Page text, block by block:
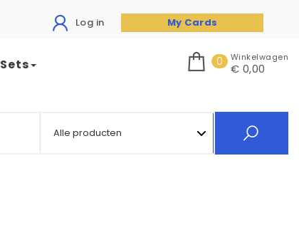
Log in My Cards
Sets 0 Winkelwagen
€ 0,00